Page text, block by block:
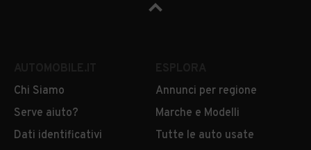
Chi Siamo
Serve aiuto?
Dati identificativi
Annunci per regione
Marche e Modelli
Tutte le auto usate